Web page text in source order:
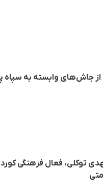
جاش‌های وابسته به سپاه
توکلی، فعال فرهنگی